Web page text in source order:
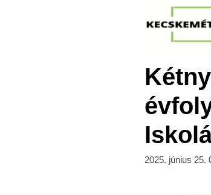
2025. június 25.